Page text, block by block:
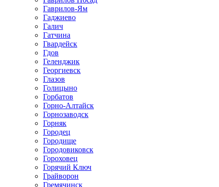
Гаврилов-Ям
Гаджиево
Галич
Гатчина
Гвардейск
Гдов
Геленджик
Георгиевск
Глазов
Голицыно
Горбатов
Горно-Алтайск
Горнозаводск
Горняк
Городец
Городище
Городовиковск
Гороховец
Горячий Ключ
Грайворон
Гремячинск